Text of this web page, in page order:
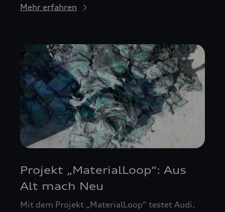
Mehr erfahren
Projekt „MaterialLoop“: Aus
Alt mach Neu
Mit dem Projekt „MaterialLoop“ testet Audi,